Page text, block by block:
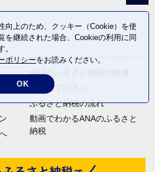
ANAのふるさと納税の特徴
はじめての方へ
ふるさと納税の流れ
動画でわかるANAのふるさと
納税
向上のため、クッキー（Cookie）を使
を継続された場合、Cookieの利用に同
ポリシーをお読みください。
OK